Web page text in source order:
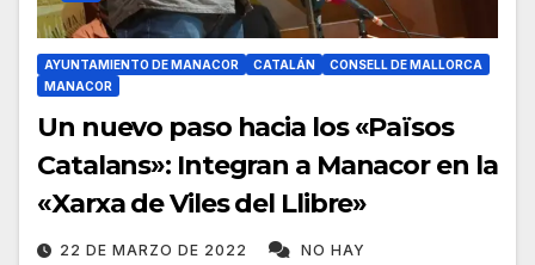
AYUNTAMIENTO DE MANACOR CATALÁN
CONSELL DE MALLORCA
MANACOR
Un nuevo paso hacia los «Països
Catalans»: Integran a Manacor en la
«Xarxa de Viles del Llibre»
22 DE MARZO DE 2022 NO HAY